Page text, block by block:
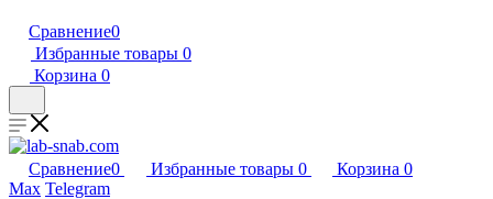
Сравнение0
Избранные товары 0
Корзина 0
Сравнение0 Избранные товары 0 Корзина 0
Max Telegram